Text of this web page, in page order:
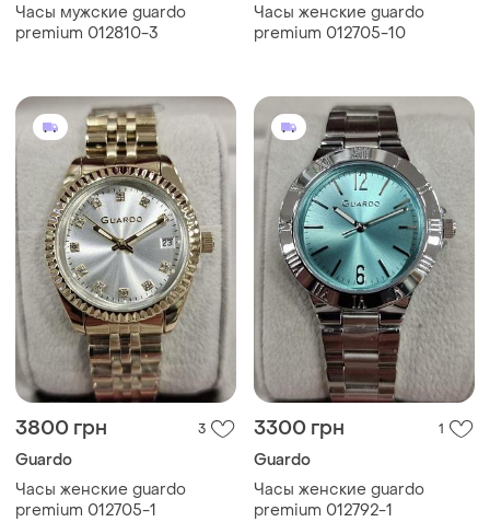
Часы мужские guardo
premium 012810-3
Часы женские guardo
premium 012705-10
3800 грн 3
Guardo
Часы женские guardo
premium 012705-1
3300 грн 1
Guardo
Часы женские guardo
premium 012792-1